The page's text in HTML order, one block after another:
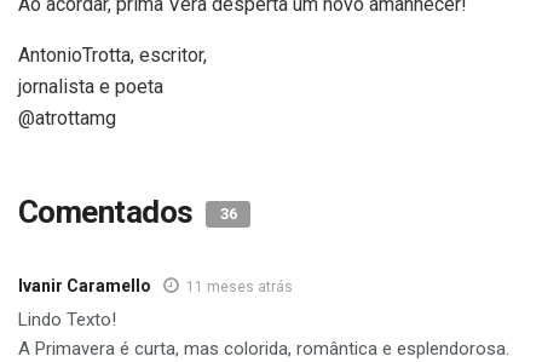
AntonioTrotta, escritor,
jornalista e poeta
@atrottamg
Comentados 36
Ivanir Caramello 11 meses atrás
Lindo Texto!
A Primavera é curta, mas colorida, romântica e esplendorosa.